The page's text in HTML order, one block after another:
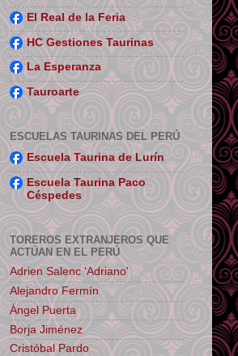
El Real de la Feria
HC Gestiones Taurinas
La Esperanza
Tauroarte
ESCUELAS TAURINAS DEL PERÚ
Escuela Taurina de Lurín
Escuela Taurina Paco
Céspedes
TOREROS EXTRANJEROS QUE
ACTÚAN EN EL PERÚ
Adrien Salenc 'Adriano'
Alejandro Fermín
Ángel Puerta
Borja Jiménez
Cristóbal Pardo